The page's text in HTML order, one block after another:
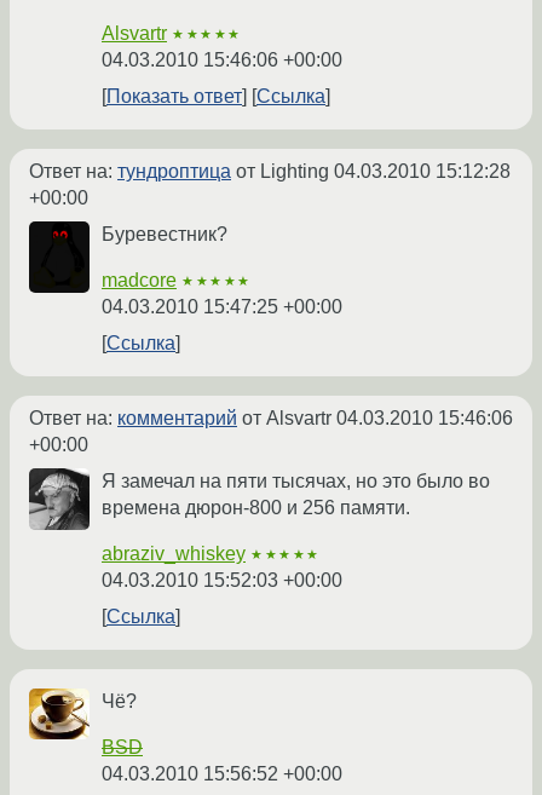
Alsvartr ★★★★★
04.03.2010 15:46:06 +00:00
Показать ответ
Ссылка
Ответ на: тундроптица от Lighting 04.03.2010 15:12:28
+00:00
Буревестник?
madcore ★★★★★
04.03.2010 15:47:25 +00:00
Ссылка
Ответ на: комментарий от Alsvartr 04.03.2010 15:46:06
+00:00
Я замечал на пяти тысячах, но это было во
времена дюрон-800 и 256 памяти.
abraziv_whiskey ★★★★★
04.03.2010 15:52:03 +00:00
Ссылка
Чё?
BSD
04.03.2010 15:56:52 +00:00